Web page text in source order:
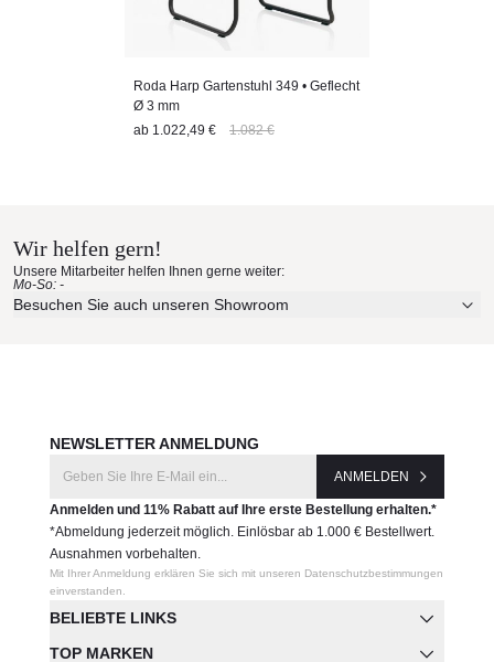
Roda Harp Gartenstuhl 349 • Geflecht
Ø 3 mm
ab 1.022,49 € 1.082 €
Wir helfen gern!
Unsere Mitarbeiter helfen Ihnen gerne weiter:
Mo-So: -
Besuchen Sie auch unseren Showroom
BELIEBTE LINKS
TOP MARKEN
NEWSLETTER ANMELDUNG
ANMELDEN
Anmelden und 11% Rabatt auf Ihre erste Bestellung erhalten.*
*Abmeldung jederzeit möglich. Einlösbar ab 1.000 € Bestellwert.
Ausnahmen vorbehalten.
Mit Ihrer Anmeldung erklären Sie sich mit unseren Datenschutzbestimmungen
einverstanden.